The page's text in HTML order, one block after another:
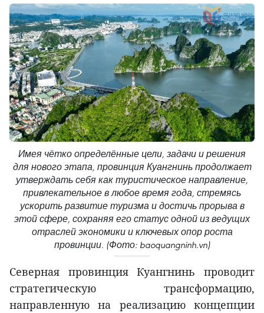
Имея чётко определённые цели, задачи и решения
для нового этапа, провинция Куангнинь продолжает
утверждать себя как туристическое направление,
привлекательное в любое время года, стремясь
ускорить развитие туризма и достичь прорыва в
этой сфере, сохраняя его статус одной из ведущих
отраслей экономики и ключевых опор роста
провинции. (Фото: baoquangninh.vn)
Северная провинция Куангнинь проводит
стратегическую трансформацию,
направленную на реализацию концепции